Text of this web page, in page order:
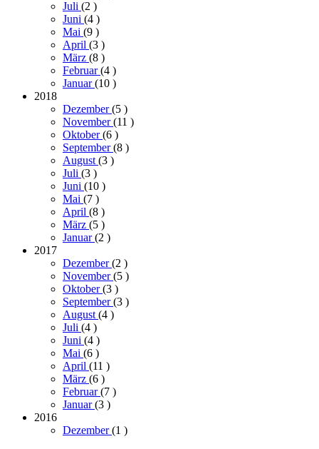
Juli (2 )
Juni (4 )
Mai (9 )
April (3 )
März (8 )
Februar(4 )
Januar(10 )
2018
Dezember(5 )
November(11 )
Oktober(6 )
September(8 )
August(3 )
Juli (3 )
Juni (10 )
Mai (7 )
April (8 )
März (5 )
Januar(2 )
2017
Dezember(2 )
November(5 )
Oktober(3 )
September(3 )
August(4 )
Juli (4 )
Juni (4 )
Mai (6 )
April (11 )
März (6 )
Februar(7 )
Januar(3 )
2016
Dezember(1 )